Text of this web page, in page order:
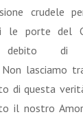
crudele
le porte del
di
Non lasciamo
di questa
il nostro